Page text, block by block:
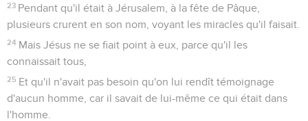
23 Pendant qu'il était à Jérusalem, à la fête de Pâque,
plusieurs crurent en son nom, voyant les miracles qu'il faisait.
24 Mais Jésus ne se fiait point à eux, parce qu'il les
connaissait tous,
25 Et qu'il n'avait pas besoin qu'on lui rendît témoignage
d'aucun homme, car il savait de lui-même ce qui était dans
l'homme.